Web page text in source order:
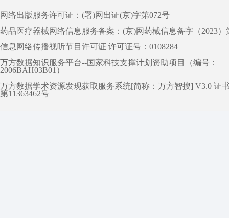
网络出版服务许可证：(署)网出证(京)字第072号
药品医疗器械网络信息服务备案：(京)网药械信息备字（2023）
信息网络传播视听节目许可证 许可证号：0108284
万方数据知识服务平台--国家科技支撑计划资助项目（编号：
2006BAH03B01）
万方数据学术资源发现获取服务系统[简称：万方智搜] V3.0 证
第11363462号